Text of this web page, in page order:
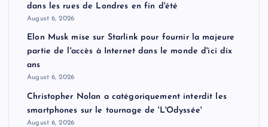
dans les rues de Londres en fin d'été
August 6, 2026
Elon Musk mise sur Starlink pour fournir la majeure
partie de l'accès à Internet dans le monde d'ici dix
ans
August 6, 2026
Christopher Nolan a catégoriquement interdit les
smartphones sur le tournage de 'L'Odyssée'
August 6, 2026